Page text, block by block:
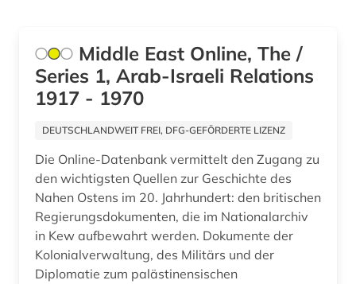
elektronisches buch (4)
enzyklopädie (3)
erlebnisbericht (1)
erster weltkrieg (3)
erziehung (1)
Frankreich (5)
GUS (27)
Griechenland (4)
Griechenland (Altertum) (1)
Großbritannien (5)
Hessen (2)
Irland (2)
Middle East Online, The /
Series 1, Arab-Israeli Relations
1917 - 1970
DEUTSCHLANDWEIT FREI, DFG-GEFÖRDERTE LIZENZ
Die Online-Datenbank vermittelt den Zugang zu
den wichtigsten Quellen zur Geschichte des
Nahen Ostens im 20. Jahrhundert: den britischen
Regierungsdokumenten, die im Nationalarchiv
in Kew aufbewahrt werden. Dokumente der
Kolonialverwaltung, des Militärs und der
Diplomatie zum palästinensischen